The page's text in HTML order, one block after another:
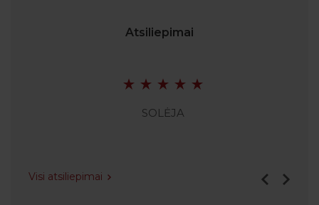
Atsiliepimai
SOLĖJA
Visi atsiliepimai